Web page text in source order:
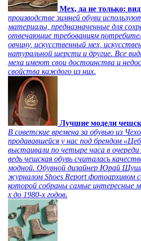
Мех, да не только:
производстве зимней обуви
материалы, предназначенные для
отвечающие требованиям
овчину, искусственный мех,
натуральной шерсти и другие. Все
меха имеют свои достоинства и
свойства каждого из них.
Лучшие модели
В советские времена за обувью из
продававшейся у нас под брендом
выстаивали по четыре часа в
ведь чешская обувь считалась
модной. Обувной дизайнер Юрай
журналом Shoes Report фотоархивом
которой собраны самые интересные
х до 1980-х годов.